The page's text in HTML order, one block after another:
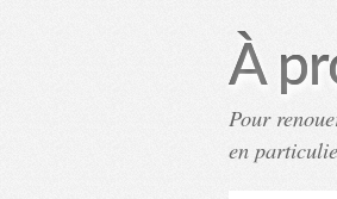
À
Pour
en